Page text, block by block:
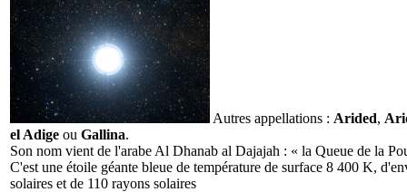
Autres appellations : Arided,
el Adige ou Gallina.
Son nom vient de l'arabe Al Dhanab al Dajajah : « la Queue de la
C'est une étoile géante bleue de température de surface 8 400 K,
solaires et de 110 rayons solaires